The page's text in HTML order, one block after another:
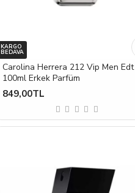
KARGO
BEDAVA
Carolina Herrera 212 Vip Men Edt
100ml Erkek Parfüm
849,00TL